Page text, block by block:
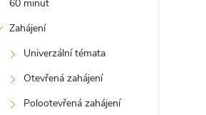
60 minut
Zahájení
Univerzální témata
Otevřená zahájení
Polootevřená zahájení